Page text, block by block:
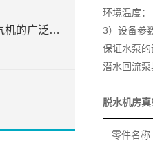
FQB型浮筒式离心曝气机的广泛应用
环境温度
3）设备参
保证水泵
潜水回流
脱水机房
零件名称